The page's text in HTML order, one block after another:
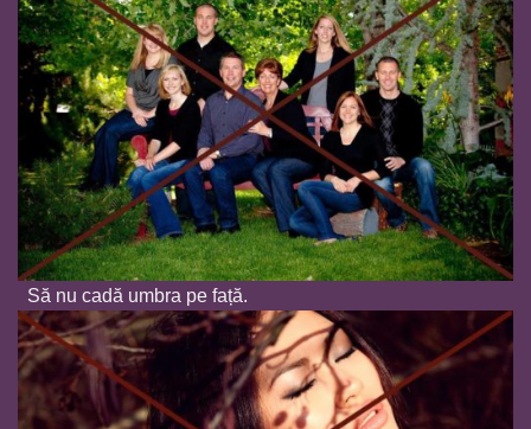
Să nu cadă umbra pe față.